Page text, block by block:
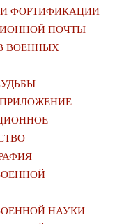
ФОРТИФИКАЦИИ
ПОЧТЫ
ВОЕННЫХ
НАУКИ